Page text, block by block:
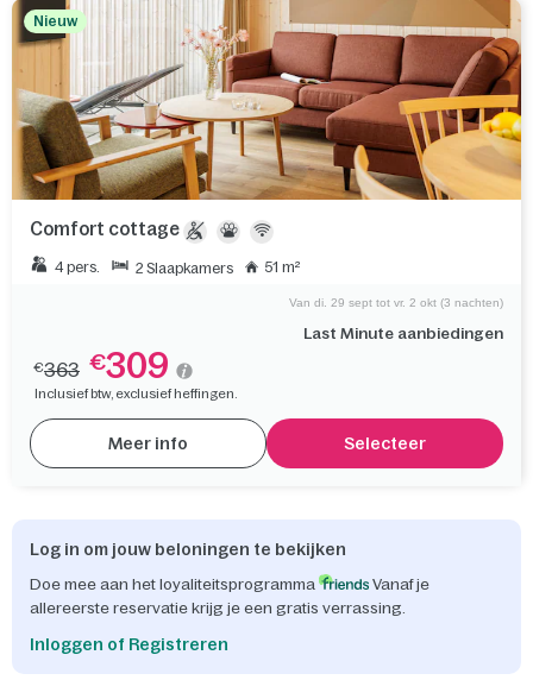
Nieuw
Comfort cottage
4 pers. 2 Slaapkamers 51 m²
Last Minute aanbiedingen
Van di. 29 sept tot vr. 2 okt (3 nachten)
€363 €309
Inclusief btw, exclusief heffingen.
Meer info Selecteer
Log in om jouw beloningen te bekijken
Doe mee aan het loyaliteitsprogramma
Vanaf je
allereerste reservatie krijg je een gratis verrassing.
Inloggen of Registreren